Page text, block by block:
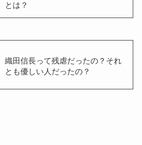
とは？
織田信長って残虐だったの？それ
とも優しい人だったの？